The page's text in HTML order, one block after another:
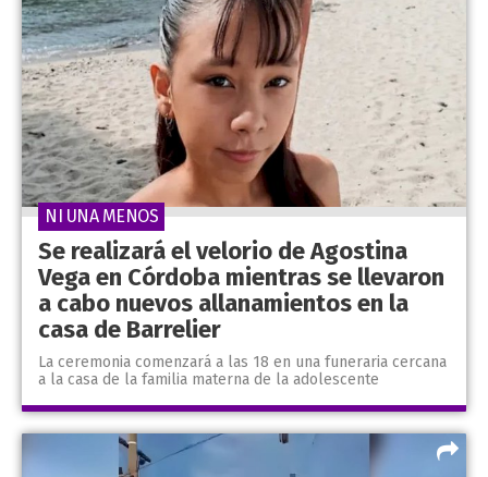
Se realizará el velorio de Agostina
Vega en Córdoba mientras se llevaron
a cabo nuevos allanamientos en la
casa de Barrelier
La ceremonia comenzará a las 18 en una funeraria cercana
a la casa de la familia materna de la adolescente
NI UNA MENOS